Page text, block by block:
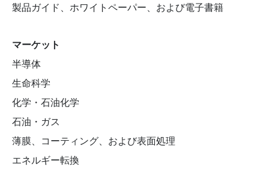
製品ガイド、ホワイトペーパー、および電子書籍
マーケット
半導体
生命科学
化学・石油化学
石油・ガス
薄膜、コーティング、および表面処理
エネルギー転換